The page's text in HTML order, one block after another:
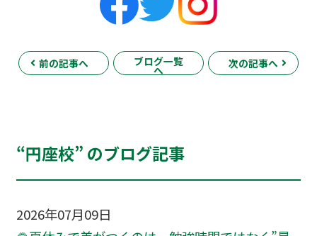
前の記事へ ブログ一覧
へ
次の記事へ
“円座校” のブログ記事
2026年07月09日